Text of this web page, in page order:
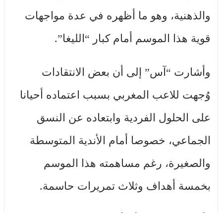
والذهنية، وهو ما أظهره في عدة مواجهات
قوية هذا الموسم أمام كبار “الليغا”.
وأشارت “آس” إلى أن بعض الانتقادات
وُجهت للاعب المغربي بسبب اعتماده أحيانا
على الحلول الفردية وابتعاده عن النسق
الجماعي، خصوصا أمام الأندية المتوسطة
والصغيرة، رغم مساهمته هذا الموسم
بخمسة أهداف وثلاث تمريرات حاسمة.